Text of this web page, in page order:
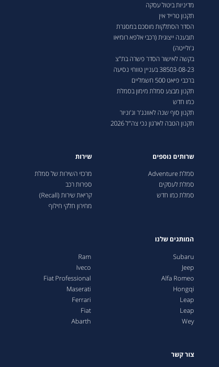
מדיניות ביטול עסקה
תקנון טרייד אין
הסדר הסתלקות מוסכם במסגרת
תובענה ייצוגית (רכבי אלפא רומיאו
ג'ולייטה)
בקשה לאישור הסדר פשרה בת"צ
38503-08-23 בעניין טווחי נסיעה
ברכבי פיאט 500 חשמליים
תקנון מבצע סמלת מימון בסמלת
כמו חדש
תקנון סוף שנה לאוונג'ר וג'וניור
תקנון הטבה לארגון נכי צה"ל 2026
שרותים נוספים
סמלת Adventure
סמלת לעסקים
סמלת כמו חדש
שירות
מרכזי השירות של סמלת
ספרות רכב
קריאת שירות (Recall)
מחירון חלקי חילוף
המותגים שלנו
Subaru
Jeep
Alfa Romeo
Hongqi
Leap
Leap
Wey
Ram
Iveco
Fiat Professional
Maserati
Ferrari
Fiat
Abarth
צור קשר